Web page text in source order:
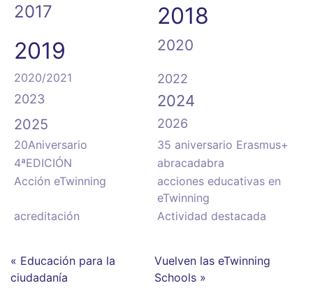
2017
2018
2019
2020
2020/2021
2022
2023
2024
2025 2026
20Aniversario
35 aniversario Erasmus+
4ªEDICIÓN
abracadabra
Acción eTwinning
acciones educativas en
eTwinning
acreditación
Actividad destacada
« Educación para la
ciudadanía
Vuelven las eTwinning
Schools »